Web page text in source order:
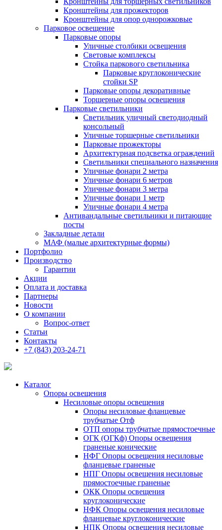
Кронштейны для прожекторов
Кронштейны для опор однорожковые
Парковое освещение
Парковые опоры
Уличные столбики освещения
Световые комплексы
Стойка паркового светильника
Парковые круглоконические
стойки SP
Парковые опоры декоративные
Торшерные опоры освещения
Парковые светильники
Светильник уличный светодиодный
консольный
Уличные торшерные светильники
Парковые прожекторы
Архитектурная подсветка ограждений
Светильники специального назначения
Уличные фонари 2 метра
Уличные фонари 6 метров
Уличные фонари 3 метра
Уличные фонари 1 метр
Уличные фонари 4 метра
Антивандальные светильники и питающие
посты
Закладные детали
МАФ (малые архитектурные формы)
Портфолио
Производство
Гарантии
Акции
Оплата и доставка
Партнеры
Новости
О компании
Вопрос-ответ
Статьи
Контакты
+7 (843) 203-24-71
Каталог
Опоры освещения
Несиловые опоры освещения
Опоры несиловые фланцевые
трубчатые Отф
ОТП опоры трубчатые прямостоечные
ОГК (ОГКф) Опоры освещения
граненые конические
НФГ Опоры освещения несиловые
фланцевые граненые
НПГ Опоры освещения несиловые
прямостоечные граненые
ОКК Опоры освещения
круглоконические
НФК Опоры освещения несиловые
фланцевые круглоконические
НПК Опоры освещения несиловые